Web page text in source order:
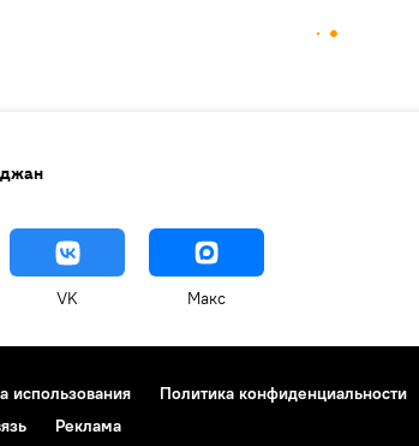
VK Макс
использования Политика конфиденциальности
Реклама